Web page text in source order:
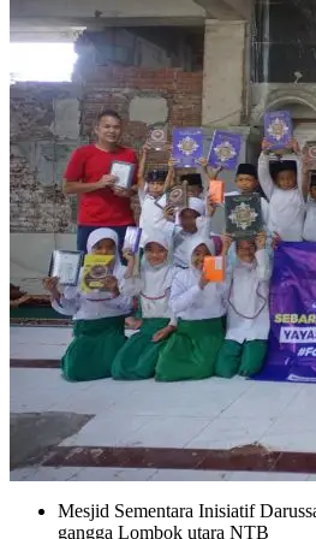
Mesjid Sementara Inisiatif
gangga Lombok utara NTB